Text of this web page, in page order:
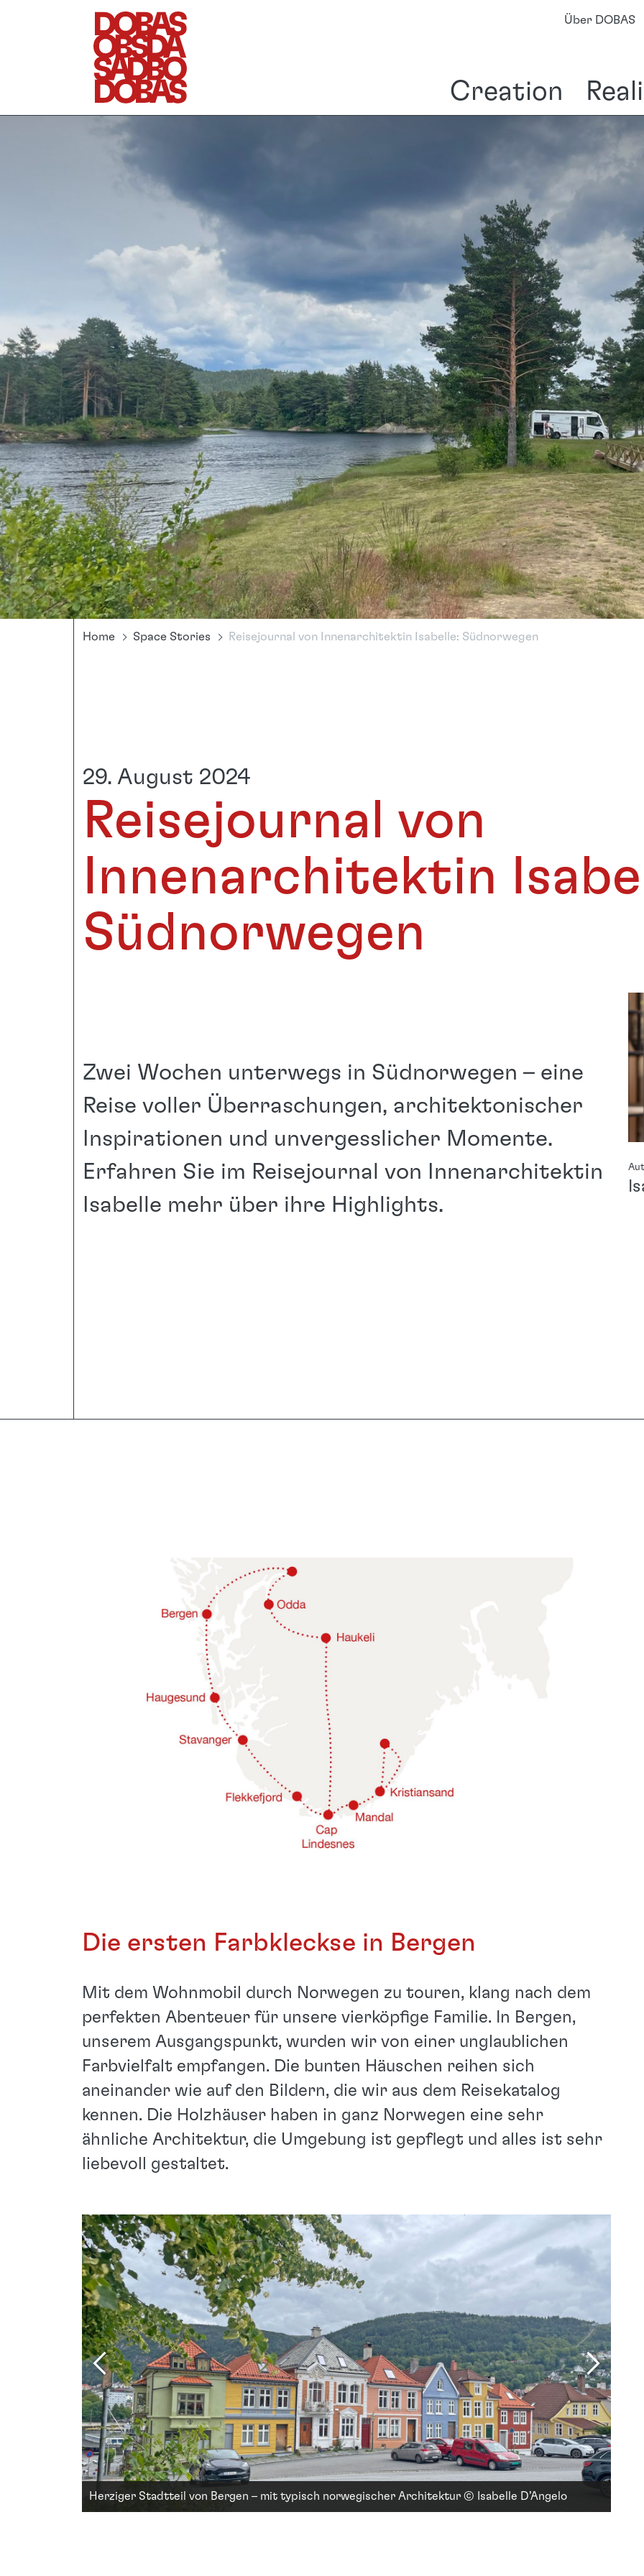
Creation
Über DOBAS
Home Space Stories Reisejournal von Innenarchitektin Isabelle: Südnorwegen
29. August 2024
Reisejournal von
Innenarchitektin
Südnorwegen
Zwei Wochen unterwegs in Südnorwegen – eine
Reise voller Überraschungen, architektonischer
Inspirationen und unvergesslicher Momente.
Erfahren Sie im Reisejournal von Innenarchitektin
Isabelle mehr über ihre Highlights.
Die ersten Farbkleckse in Bergen
Mit dem Wohnmobil durch Norwegen zu touren, klang nach dem
perfekten Abenteuer für unsere vierköpfige Familie. In Bergen,
unserem Ausgangspunkt, wurden wir von einer unglaublichen
Farbvielfalt empfangen. Die bunten Häuschen reihen sich
aneinander wie auf den Bildern, die wir aus dem Reisekatalog
kennen. Die Holzhäuser haben in ganz Norwegen eine sehr
ähnliche Architektur, die Umgebung ist gepflegt und alles ist sehr
liebevoll gestaltet.
Herziger Stadtteil von Bergen – mit typisch norwegischer Architektur © Isabelle D’Angelo